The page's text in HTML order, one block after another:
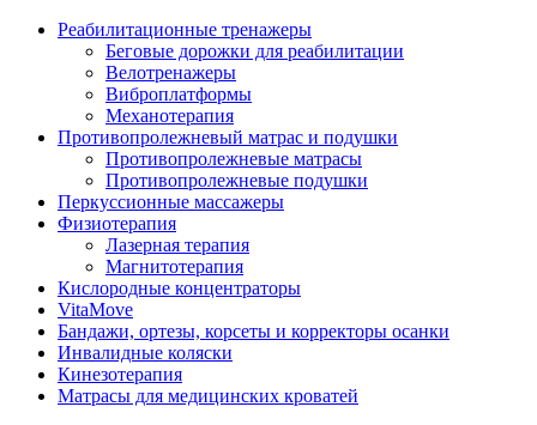
Реабилитационные тренажеры
Беговые дорожки для реабилитации
Велотренажеры
Виброплатформы
Механотерапия
Противопролежневый матрас и подушки
Противопролежневые матрасы
Противопролежневые подушки
Перкуссионные массажеры
Физиотерапия
Лазерная терапия
Магнитотерапия
Кислородные концентраторы
VitaMove
Бандажи, ортезы, корсеты и корректоры осанки
Инвалидные коляски
Кинезотерапия
Матрасы для медицинских кроватей